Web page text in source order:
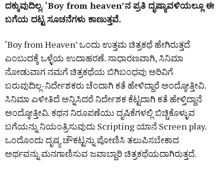
ದಕ್ಕುವುದಿಲ್ಲ. ‘Boy from heaven’ನ ಪ್ರತಿ ದೃಷ್ಯಾವಳಿಯಲ್ಲೂ ಈ
ಬಗೆಯ ದಟ್ಟ ಸೂಚನೆಗಳು ಕಾಣುತ್ತವೆ.
‘Boy from Heaven’ ಒಂದು ಉತ್ತಮ ಚಿತ್ರಕಥೆ ಹೇಗಿರುತ್ತದೆ
ಎಂಬುದಕ್ಕೆ ಒಳ್ಳೆಯ ಉದಾಹರಣೆ. ಸಾಧಾರಣವಾಗಿ, ಸಿನಿಮಾ
ನೋಡುವಾಗ ನಮಗೆ ಚಿತ್ರಕಥೆಯ ಬಿಗಿಬಂಧವು ಅರಿವಿಗೆ
ಬರುವುದಿಲ್ಲ-ನಿರ್ದೇಶಕರು ಚೆಂದಾಗಿ ಕತೆ ಹೇಳಿದ್ದಾರೆ ಅಂದ್ಕೋತ್ತೀವಿ.
ಸಿನಿಮಾ ಎಳೀತಿದೆ ಅನ್ನಿಸಿದರೆ ನಿರ್ದೇಶಕ ಕೆಟ್ಟದಾಗಿ ಕತೆ ಹೇಳ್ತಿದ್ದಾನೆ
ಅಂದ್ಕೋತ್ತೀವಿ. ಕಥನ ನಿರೂಪಣೆಯು ದೃಷಿಕೆಗಳಲ್ಲಿ ಬಿಚ್ಚಿಕೊಳ್ಳುವ
ಬಗೆಯನ್ನು ನಿಯಂತ್ರಿಸುವುದು Scripting ಯಾನೆ Screen play.
ಒಂದೊಂದು ದೃಷ್ಯ ಚೌಕಟ್ಟನ್ನು ಪೋಣಿಸಿ ತಲುಪಿಸಬೇಕಾದ
ಅರ್ಥವನ್ನು ಮನಗಾಣಿಸುವ ಜವಾಬ್ದಾರಿ ಚಿತ್ರಕಥೆಯದಾಗಿರುತ್ತದೆ.